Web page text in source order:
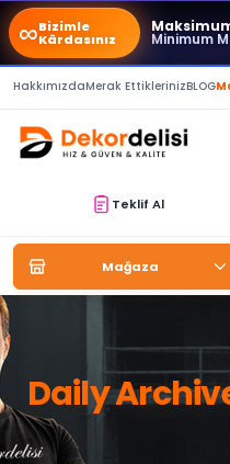
∞Bizimle
Kârdasınız Minimum
HakkımızdaMerak EttiklerinizBLOG
Teklif Al
Mağaza
Daily